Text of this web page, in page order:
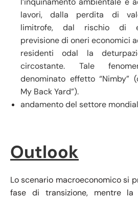
lavori, dalla perdita di
limitrofe, dal rischio di
previsione di oneri economici
residenti odal la
circostante. Tale
denominato effetto “Nimby”
My Back Yard”).
andamento del settore
Outlook
Lo scenario macroeconomico si
fase di transizione, mentre